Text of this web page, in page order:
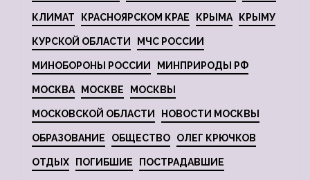
КЛИМАТ КРАСНОЯРСКОМ КРАЕ КРЫМА КРЫМУ
КУРСКОЙ ОБЛАСТИ МЧС РОССИИ
МИНОБОРОНЫ РОССИИ МИНПРИРОДЫ РФ
МОСКВА МОСКВЕ МОСКВЫ
МОСКОВСКОЙ ОБЛАСТИ НОВОСТИ МОСКВЫ
ОБРАЗОВАНИЕ ОБЩЕСТВО ОЛЕГ КРЮЧКОВ
ОТДЫХ ПОГИБШИЕ ПОСТРАДАВШИЕ